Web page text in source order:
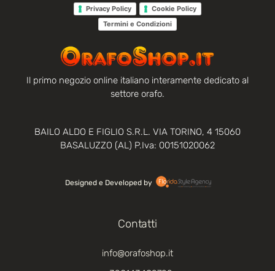
Privacy Policy
Cookie Policy
Termini e Condizioni
Il primo negozio online italiano interamente dedicato al
settore orafo.
BAILO ALDO E FIGLIO S.R.L. VIA TORINO, 4 15060
BASALUZZO (AL) P.Iva: 00151020062
Contatti
info@orafoshop.it